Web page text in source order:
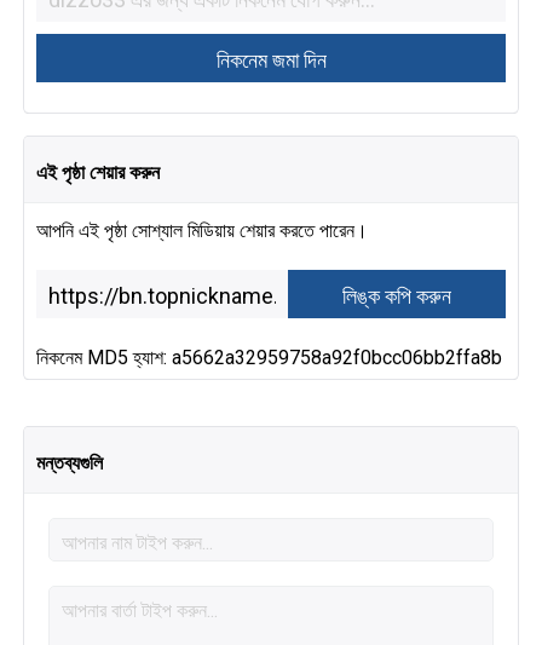
এই পৃষ্ঠা শেয়ার করুন
আপনি এই পৃষ্ঠা সোশ্যাল মিডিয়ায় শেয়ার করতে পারেন।
নিকনেম MD5 হ্যাশ: a5662a32959758a92f0bcc06bb2ffa8b
মন্তব্যগুলি